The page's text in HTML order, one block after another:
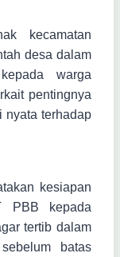
kecamatan
desa dalam
warga
pentingnya
nyata terhadap
kesiapan
PBB kepada
tertib dalam
batas